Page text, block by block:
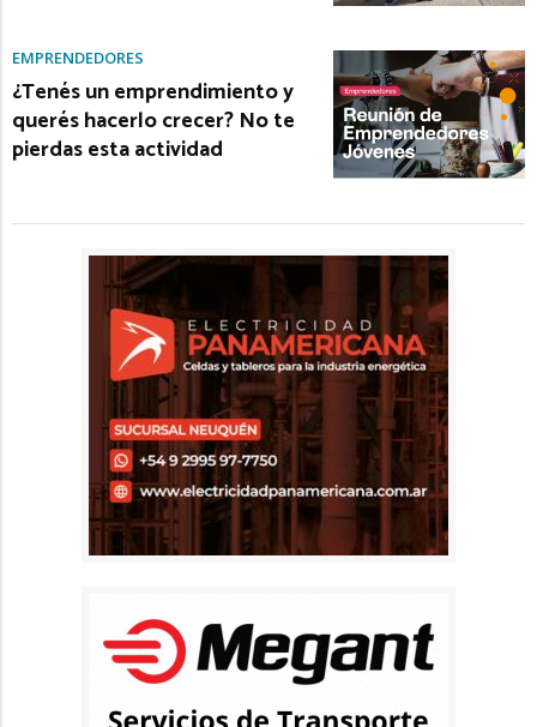
EMPRENDEDORES
¿Tenés un emprendimiento y
querés hacerlo crecer? No te
pierdas esta actividad